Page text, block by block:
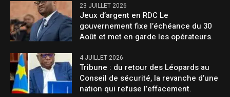
23 JUILLET 2026
Jeux d’argent en RDC Le
gouvernement fixe l’échéance du 30
Août et met en garde les opérateurs.
4 JUILLET 2026
Tribune : du retour des Léopards au
Conseil de sécurité, la revanche d’une
nation qui refuse l’effacement.